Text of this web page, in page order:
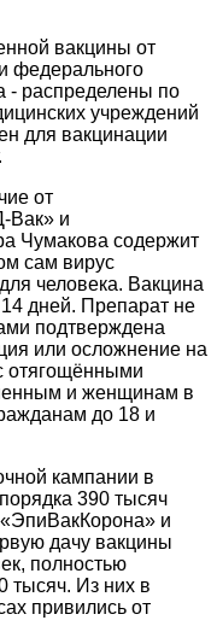
вакцины от
федерального
- распределены по
учреждений
для вакцинации
от
Вак» и
Чумакова содержит
сам вирус
человека. Вакцина
дней. Препарат не
подтверждена
или осложнение на
отягощёнными
и женщинам в
до 18 и
кампании в
390 тысяч
и
дачу вакцины
полностью
тысяч. Из них в
привились от